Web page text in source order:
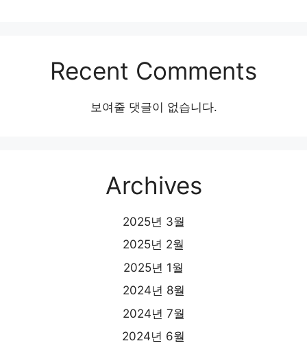
Recent Comments
보여줄 댓글이 없습니다.
Archives
2025년 3월
2025년 2월
2025년 1월
2024년 8월
2024년 7월
2024년 6월